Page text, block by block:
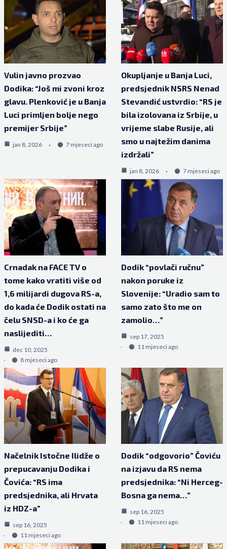
Vulin javno prozvao
Dodika: “Još mi zvoni kroz
glavu. Plenković je u Banja
Luci primljen bolje nego
premijer Srbije”
jan 8, 2026 7 mjeseci ago
Okupljanje u Banja Luci,
predsjednik NSRS Nenad
Stevandić ustvrdio: “RS je
bila izolovana iz Srbije, u
vrijeme slabe Rusije, ali
smo u najtežim danima
izdržali”
jan 8, 2026 7 mjeseci ago
Crnadak na FACE TV o
tome kako vratiti više od
1,6 milijardi dugova RS-a,
do kada će Dodik ostati na
čelu SNSD-a i ko će ga
naslijediti…
dec 10, 2025
8 mjeseci ago
Dodik “povlači ručnu”
nakon poruke iz
Slovenije: “Uradio sam to
samo zato što me on
zamolio…”
sep 17, 2025
11 mjeseci ago
Načelnik Istočne Ilidže o
prepucavanju Dodika i
Čovića: “RS ima
predsjednika, ali Hrvata
iz HDZ-a”
sep 16, 2025
11 mjeseci ago
Dodik “odgovorio” Čoviću
na izjavu da RS nema
predsjednika: “Ni Herceg-
Bosna ga nema…”
sep 16, 2025
11 mjeseci ago